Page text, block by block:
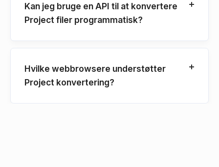
Kan jeg bruge en API til at konvertere
Project filer programmatisk?
Hvilke webbrowsere understøtter
Project konvertering?